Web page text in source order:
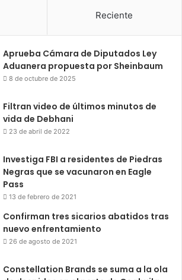
Reciente
Aprueba Cámara de Diputados Ley
Aduanera propuesta por Sheinbaum
8 de octubre de 2025
Filtran video de últimos minutos de
vida de Debhani
23 de abril de 2022
Investiga FBI a residentes de Piedras
Negras que se vacunaron en Eagle
Pass
13 de febrero de 2021
Confirman tres sicarios abatidos tras
nuevo enfrentamiento
26 de agosto de 2021
Constellation Brands se suma a la ola